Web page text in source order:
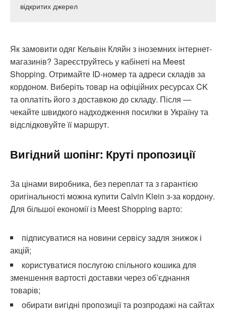
відкритих джерел
Як замовити одяг Кельвін Кляйн з іноземних інтернет-
магазинів? Зареєструйтесь у кабінеті на Meest
Shopping. Отримайте ID-номер та адреси складів за
кордоном. Виберіть товар на офіційних ресурсах CK
та оплатіть його з доставкою до складу. Після —
чекайте швидкого надходження посилки в Україну та
відслідковуйте її маршрут.
Вигідний шопінг: Круті пропозиції
За цінами виробника, без переплат та з гарантією
оригінальності можна купити Calvin Klein з-за кордону.
Для більшої економії із Meest Shopping варто:
підписуватися на новини сервісу задля знижок і
акцій;
користуватися послугою спільного кошика для
зменшення вартості доставки через об’єднання
товарів;
обирати вигідні пропозиції та розпродажі на сайтах